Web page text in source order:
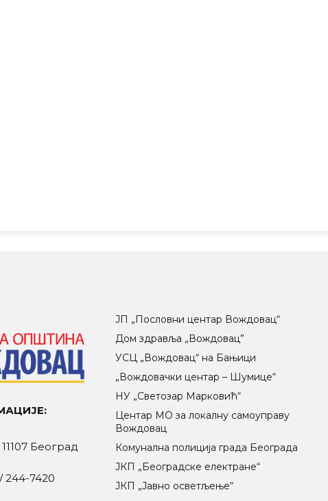
Београд
244-7420
ЈП „Пословни центар Вождовац“
Дом здравља „Вождовац”
УСЦ „Вождовац“ на Бањици
„Вождовачки центар – Шумице“
НУ „Светозар Марковић“
Центар МO за локалну самоуправу
Вождовац
Комунална полиција града Београда
ЈКП „Београдске електране“
ЈКП „Јавно осветљење“